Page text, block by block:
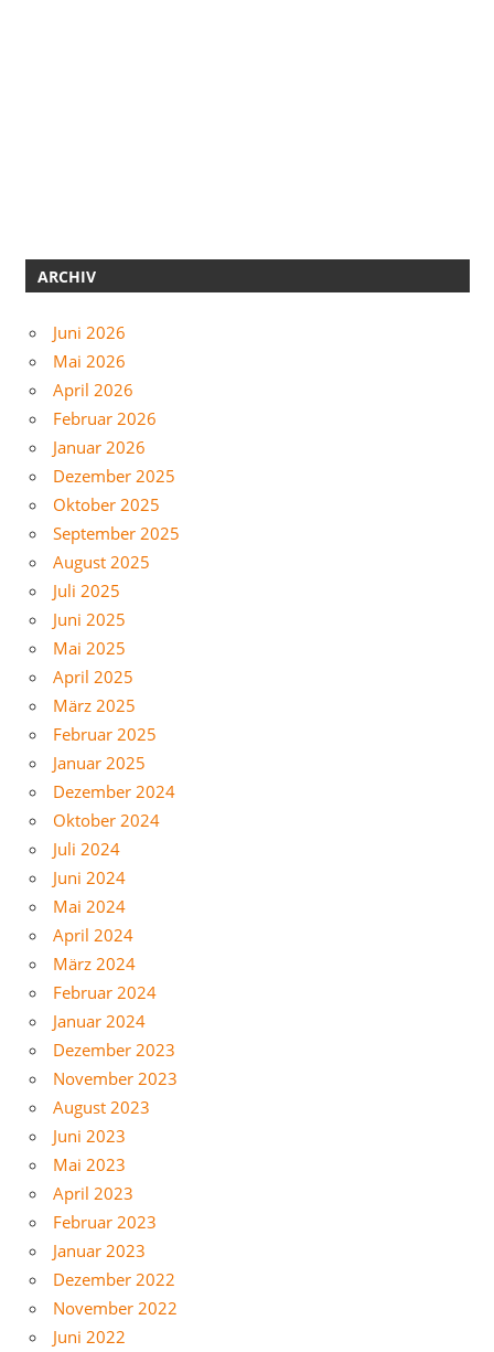
ARCHIV
Juni 2026
Mai 2026
April 2026
Februar 2026
Januar 2026
Dezember 2025
Oktober 2025
September 2025
August 2025
Juli 2025
Juni 2025
Mai 2025
April 2025
März 2025
Februar 2025
Januar 2025
Dezember 2024
Oktober 2024
Juli 2024
Juni 2024
Mai 2024
April 2024
März 2024
Februar 2024
Januar 2024
Dezember 2023
November 2023
August 2023
Juni 2023
Mai 2023
April 2023
Februar 2023
Januar 2023
Dezember 2022
November 2022
Juni 2022